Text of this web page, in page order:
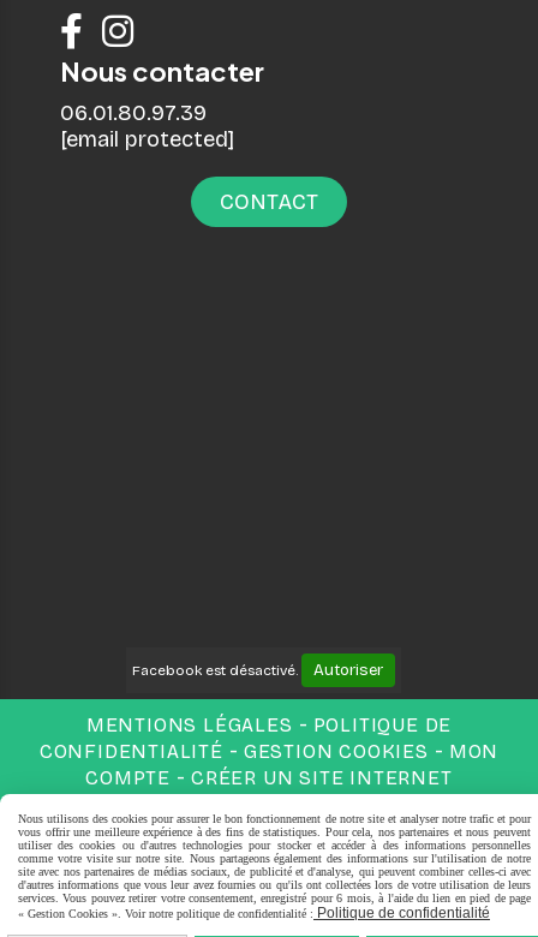
 
Nous contacter
06.01.80.97.39
[email protected]
CONTACT
Facebook est désactivé. Autoriser
MENTIONS LÉGALES
POLITIQUE DE
CONFIDENTIALITÉ
GESTION COOKIES
MON
COMPTE
CRÉER UN SITE INTERNET
Nous utilisons des cookies pour assurer le bon fonctionnement de notre site et analyser notre trafic et pour
vous offrir une meilleure expérience à des fins de statistiques. Pour cela, nos partenaires et nous peuvent
utiliser des cookies ou d'autres technologies pour stocker et accéder à des informations personnelles
comme votre visite sur notre site. Nous partageons également des informations sur l'utilisation de notre
site avec nos partenaires de médias sociaux, de publicité et d'analyse, qui peuvent combiner celles-ci avec
d'autres informations que vous leur avez fournies ou qu'ils ont collectées lors de votre utilisation de leurs
services. Vous pouvez retirer votre consentement, enregistré pour 6 mois, à l'aide du lien en pied de page
« Gestion Cookies ». Voir notre politique de confidentialité : Politique de confidentialité